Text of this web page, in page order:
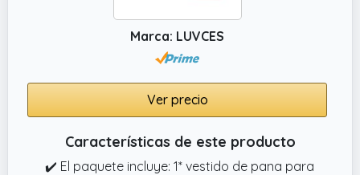
Marca: LUVCES
Ver precio
Características de este producto
✔️ El paquete incluye: 1* vestido de pana para